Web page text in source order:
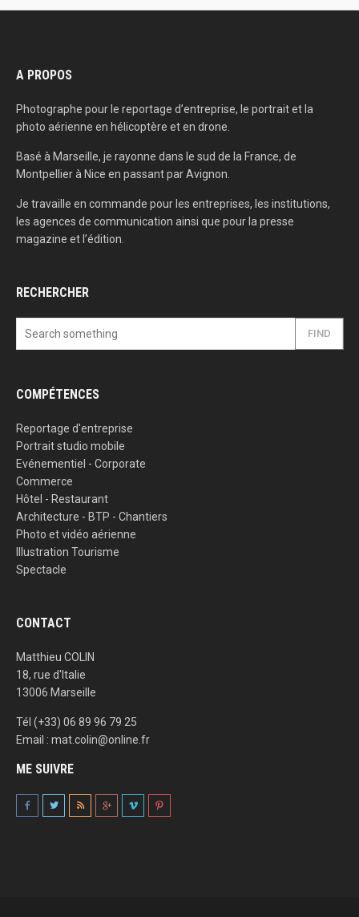
A PROPOS
Photographe pour le reportage d’entreprise, le portrait et la
photo aérienne en hélicoptère et en drone.
Basé à Marseille, je rayonne dans le sud de la France, de
Montpellier à Nice en passant par Avignon.
Je travaille en commande pour les entreprises, les institutions,
les agences de communication ainsi que pour la presse
magazine et l’édition.
RECHERCHER
FIND
COMPÉTENCES
Reportage d'entreprise
Portrait studio mobile
Evénementiel - Corporate
Commerce
Hôtel - Restaurant
Architecture - BTP - Chantiers
Photo et vidéo aérienne
Illustration Tourisme
Spectacle
CONTACT
Matthieu COLIN
18, rue d'Italie
13006 Marseille
Tél (+33) 06 89 96 79 25
Email : mat.colin@online.fr
ME SUIVRE